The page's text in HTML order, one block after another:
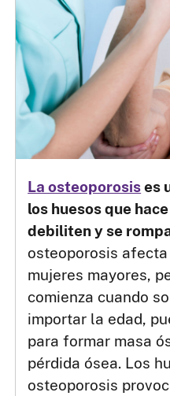
La osteoporosises
los huesos que
debiliten y se
osteoporosis
mujeres mayores,
comienza cuando
importar la edad,
para formar masa
pérdida ósea. Los
osteoporosis